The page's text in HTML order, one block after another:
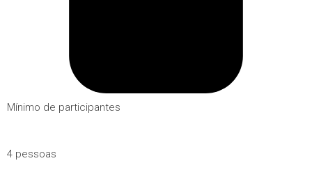
Mínimo de participantes
4 pessoas